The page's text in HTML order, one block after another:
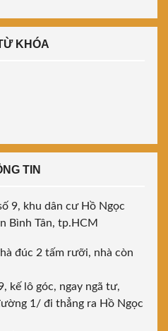
KHÓA
TIN
9, khu dân cư Hồ Ngọc
Bình Tân, tp.HCM
đúc 2 tấm rưỡi, nhà còn
kế lô góc, ngay ngã tư,
1/ đi thẳng ra Hồ Ngọc